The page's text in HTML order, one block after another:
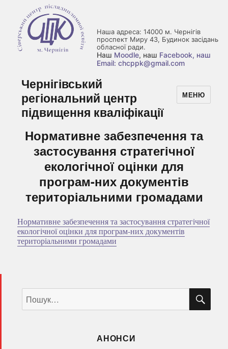
Наша адреса: 14000 м. Чернігів
проспект Миру 43, Будинок засідань
обласної ради.
Наш Moodle, наш Facebook, наш
Email: chcppk@gmail.com
Чернігівський
регіональний центр
підвищення кваліфікації
МЕНЮ
Нормативне забезпечення та
застосування стратегічної
екологічної оцінки для
програм-них документів
територіальними громадами
Нормативне забезпечення та застосування стратегічної
екологічної оцінки для програм-них документів
територіальними громадами
за
запитом:
АНОНСИ